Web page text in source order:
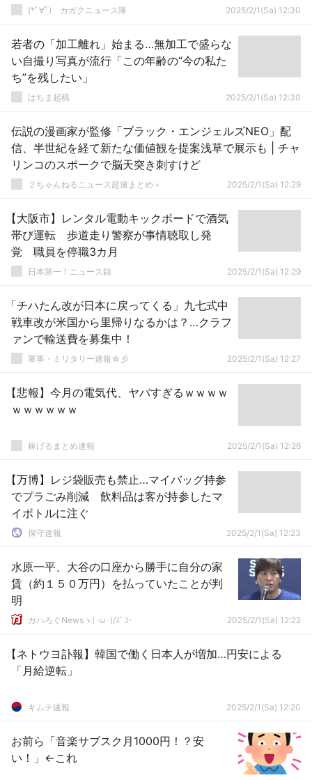
(*ﾟ∀ﾟ)ゞカガクニュース隊 2025/2/1(Sa) 12:30
若者の「加工離れ」始まる…無加工で盛らな
い自撮り写真が流行「この年齢の“今の私た
ち”を残したい」
はちま起稿 2025/2/1(Sa) 12:30
伝説の漫画家が監修「ブラック・エンジェルズNEO」配
信、半世紀を経て新たな価値観を提案浅草で展示も | チャ
リンコのスポークで脳天突き刺すけど
２ちゃんねるニュース超速まとめ＋ 2025/2/1(Sa) 12:29
【大阪市】レンタル電動キックボードで酒気
帯び運転 歩道走り警察が事情聴取し発
覚 職員を停職3カ月
日本第一！ニュース録 2025/2/1(Sa) 12:29
「チハたん改が日本に戻ってくる」九七式中
戦車改が米国から里帰りなるかは？…クラフ
ァンで輸送費を募集中！
軍事・ミリタリー速報☆彡 2025/2/1(Sa) 12:27
【悲報】今月の電気代、ヤバすぎるｗｗｗｗ
ｗｗｗｗｗｗ
稼げるまとめ速報 2025/2/1(Sa) 12:26
【万博】レジ袋販売も禁止…マイバッグ持参
でプラごみ削減 飲料品は客が持参したマ
イボトルに注ぐ
保守速報 2025/2/1(Sa) 12:23
水原一平、大谷の口座から勝手に自分の家
賃（約１５０万円）を払っていたことが判
明
ガハろぐNewsヽ(･ω･)/ｽﾞｺｰ 2025/2/1(Sa) 12:22
【ネトウヨ訃報】韓国で働く日本人が増加…円安による
「月給逆転」
キムチ速報 2025/2/1(Sa) 12:20
お前ら「音楽サブスク月1000円！？安
い！」←これ